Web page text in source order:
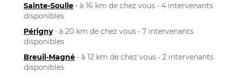
Sainte-Soulle • à 16 km de chez vous • 4 intervenants
disponibles
Périgny• à 20 km de chez vous • 7 intervenants
disponibles
Breuil-Magné • à 12 km de chez vous • 2 intervenants
disponibles